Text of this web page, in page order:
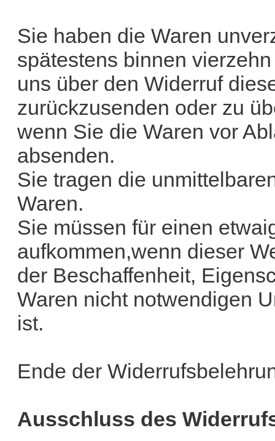
Sie haben die Waren
spätestens binnen
uns über den Widerruf
zurückzusenden oder zu
wenn Sie die Waren vor
absenden.
Sie tragen die
Waren.
Sie müssen für einen
aufkommen,wenn dieser
der Beschaffenheit,
Waren nicht notwendigen
ist.
Ende der
Ausschluss des